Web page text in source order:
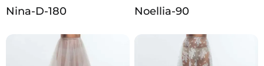
Nina-D-180 Noellia-90